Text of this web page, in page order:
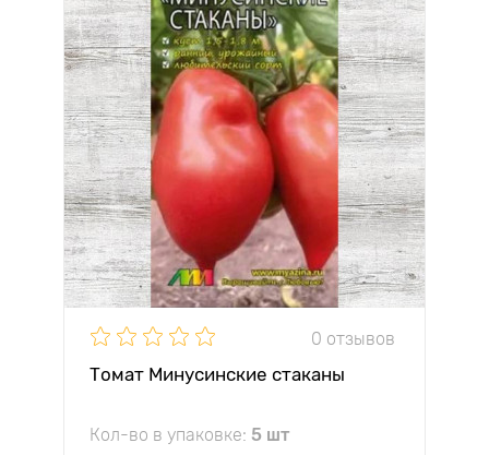
0 отзывов
Томат Минусинские стаканы
Кол-во в упаковке: 5 шт